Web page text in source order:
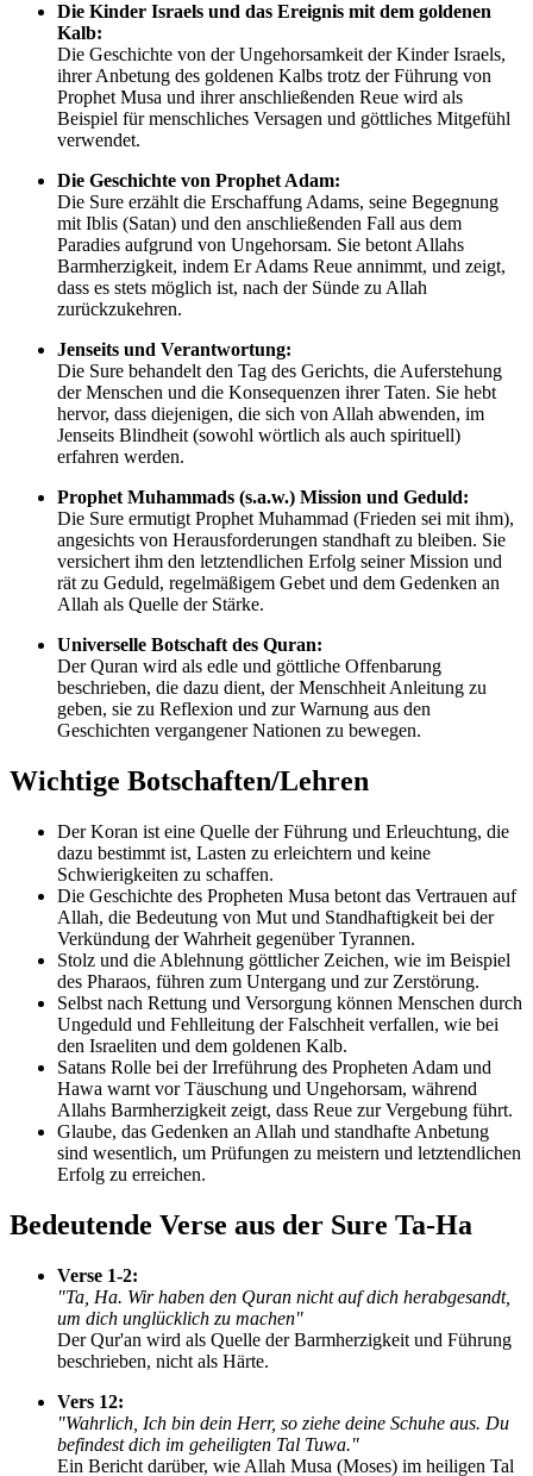
Die Kinder Israels und das Ereignis mit dem goldenen
Kalb:
Die Geschichte von der Ungehorsamkeit der Kinder Israels,
ihrer Anbetung des goldenen Kalbs trotz der Führung von
Prophet Musa und ihrer anschließenden Reue wird als
Beispiel für menschliches Versagen und göttliches Mitgefühl
verwendet.
Die Geschichte von Prophet Adam:
Die Sure erzählt die Erschaffung Adams, seine Begegnung
mit Iblis (Satan) und den anschließenden Fall aus dem
Paradies aufgrund von Ungehorsam. Sie betont Allahs
Barmherzigkeit, indem Er Adams Reue annimmt, und zeigt,
dass es stets möglich ist, nach der Sünde zu Allah
zurückzukehren.
Jenseits und Verantwortung:
Die Sure behandelt den Tag des Gerichts, die Auferstehung
der Menschen und die Konsequenzen ihrer Taten. Sie hebt
hervor, dass diejenigen, die sich von Allah abwenden, im
Jenseits Blindheit (sowohl wörtlich als auch spirituell)
erfahren werden.
Prophet Muhammads (s.a.w.) Mission und Geduld:
Die Sure ermutigt Prophet Muhammad (Frieden sei mit ihm),
angesichts von Herausforderungen standhaft zu bleiben. Sie
versichert ihm den letztendlichen Erfolg seiner Mission und
rät zu Geduld, regelmäßigem Gebet und dem Gedenken an
Allah als Quelle der Stärke.
Universelle Botschaft des Quran:
Der Quran wird als edle und göttliche Offenbarung
beschrieben, die dazu dient, der Menschheit Anleitung zu
geben, sie zu Reflexion und zur Warnung aus den
Geschichten vergangener Nationen zu bewegen.
Wichtige Botschaften/Lehren
Der Koran ist eine Quelle der Führung und Erleuchtung, die
dazu bestimmt ist, Lasten zu erleichtern und keine
Schwierigkeiten zu schaffen.
Die Geschichte des Propheten Musa betont das Vertrauen auf
Allah, die Bedeutung von Mut und Standhaftigkeit bei der
Verkündung der Wahrheit gegenüber Tyrannen.
Stolz und die Ablehnung göttlicher Zeichen, wie im Beispiel
des Pharaos, führen zum Untergang und zur Zerstörung.
Selbst nach Rettung und Versorgung können Menschen durch
Ungeduld und Fehlleitung der Falschheit verfallen, wie bei
den Israeliten und dem goldenen Kalb.
Satans Rolle bei der Irreführung des Propheten Adam und
Hawa warnt vor Täuschung und Ungehorsam, während
Allahs Barmherzigkeit zeigt, dass Reue zur Vergebung führt.
Glaube, das Gedenken an Allah und standhafte Anbetung
sind wesentlich, um Prüfungen zu meistern und letztendlichen
Erfolg zu erreichen.
Bedeutende Verse aus der Sure Ta-Ha
Verse 1-2:
"Ta, Ha. Wir haben den Quran nicht auf dich herabgesandt,
um dich unglücklich zu machen"
Der Qur'an wird als Quelle der Barmherzigkeit und Führung
beschrieben, nicht als Härte.
Vers 12:
"Wahrlich, Ich bin dein Herr, so ziehe deine Schuhe aus. Du
befindest dich im geheiligten Tal Tuwa."
Ein Bericht darüber, wie Allah Musa (Moses) im heiligen Tal